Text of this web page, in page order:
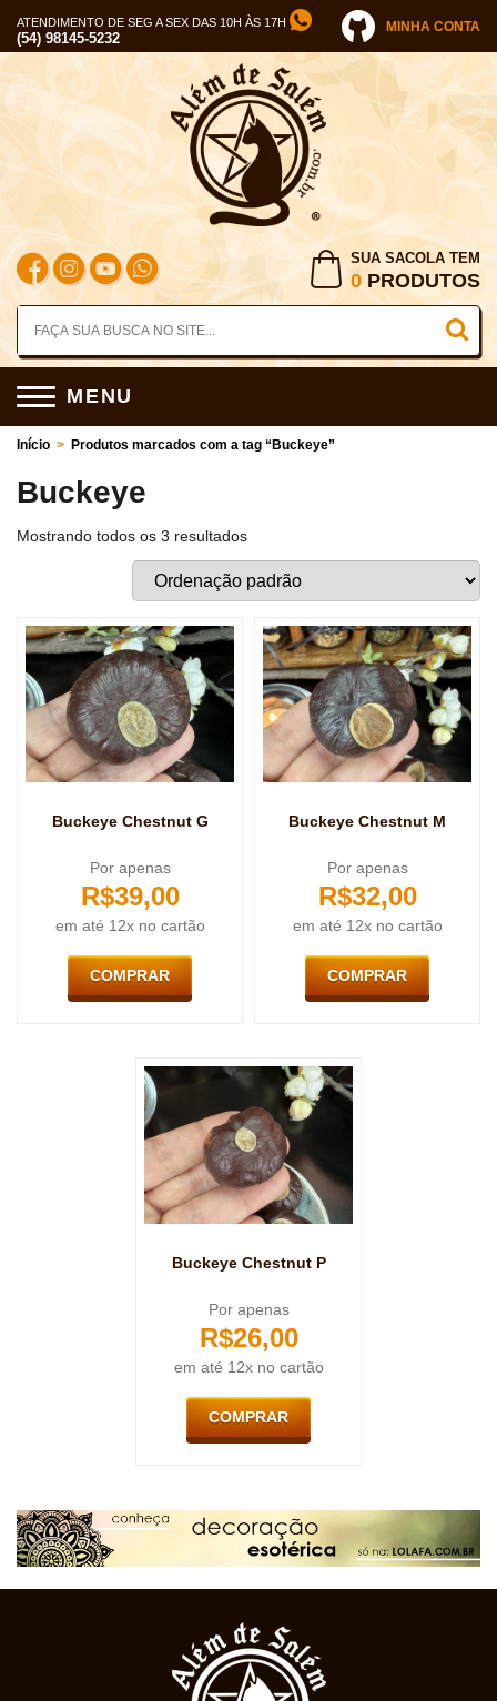
ATENDIMENTO DE SEG A SEX DAS 10H ÀS 17H
(54) 98145-5232
MINHA CONTA
SUA SACOLA TEM
0 PRODUTOS
MENU
Início > Produtos marcados com a tag “Buckeye”
Buckeye
Mostrando todos os 3 resultados
Buckeye Chestnut G
Por apenas
R$39,00
em até 12x no cartão
COMPRAR
Buckeye Chestnut M
Por apenas
R$32,00
em até 12x no cartão
COMPRAR
Buckeye Chestnut P
Por apenas
R$26,00
em até 12x no cartão
COMPRAR